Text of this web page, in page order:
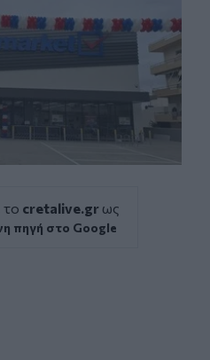
cretalive.gr ως
πηγή στο Google